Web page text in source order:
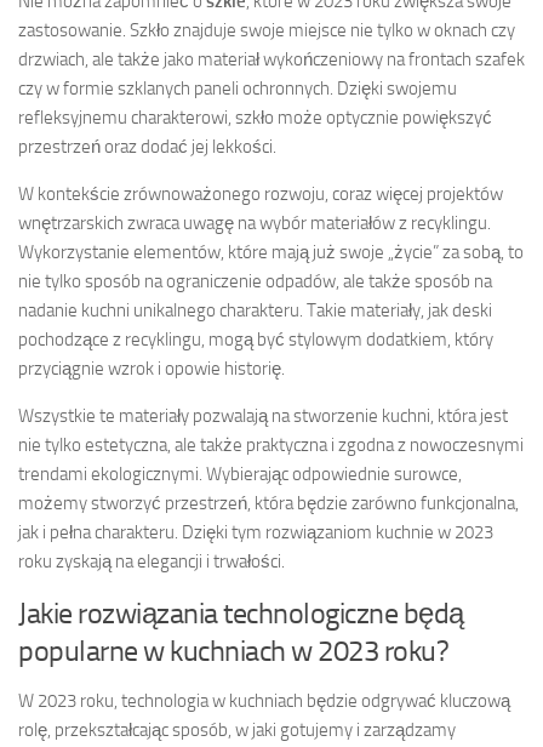
zastosowanie. Szkło znajduje swoje miejsce nie tylko w oknach czy
drzwiach, ale także jako materiał wykończeniowy na frontach szafek
czy w formie szklanych paneli ochronnych. Dzięki swojemu
refleksyjnemu charakterowi, szkło może optycznie powiększyć
przestrzeń oraz dodać jej lekkości.
W kontekście zrównoważonego rozwoju, coraz więcej projektów
wnętrzarskich zwraca uwagę na wybór materiałów z recyklingu.
Wykorzystanie elementów, które mają już swoje „życie” za sobą, to
nie tylko sposób na ograniczenie odpadów, ale także sposób na
nadanie kuchni unikalnego charakteru. Takie materiały, jak deski
pochodzące z recyklingu, mogą być stylowym dodatkiem, który
przyciągnie wzrok i opowie historię.
Wszystkie te materiały pozwalają na stworzenie kuchni, która jest
nie tylko estetyczna, ale także praktyczna i zgodna z nowoczesnymi
trendami ekologicznymi. Wybierając odpowiednie surowce,
możemy stworzyć przestrzeń, która będzie zarówno funkcjonalna,
jak i pełna charakteru. Dzięki tym rozwiązaniom kuchnie w 2023
roku zyskają na elegancji i trwałości.
Jakie rozwiązania technologiczne będą
popularne w kuchniach w 2023 roku?
W 2023 roku, technologia w kuchniach będzie odgrywać kluczową
rolę, przekształcając sposób, w jaki gotujemy i zarządzamy